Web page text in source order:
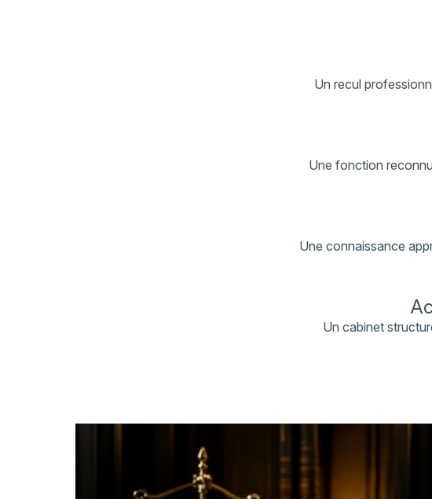
Un recul
Une fonction
Une connaissance
Un cabinet